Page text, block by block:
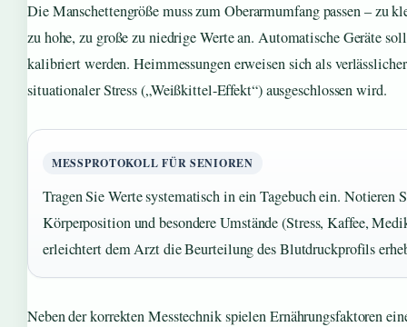
Die Manschettengröße muss zum Oberarmumfang passen – zu
zu hohe, zu große zu niedrige Werte an. Automatische Geräte
kalibriert werden. Heimmessungen erweisen sich als
situationaler Stress („Weißkittel-Effekt“) ausgeschlossen wird.
MESSPROTOKOLL FÜR SENIOREN
Tragen Sie Werte systematisch in ein Tagebuch ein. Notieren
Körperposition und besondere Umstände (Stress, Kaffee,
erleichtert dem Arzt die Beurteilung des Blutdruckprofils
Neben der korrekten Messtechnik spielen Ernährungsfaktoren